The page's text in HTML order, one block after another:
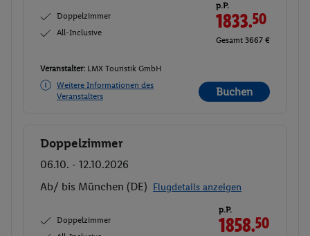
Doppelzimmer
All-Inclusive
p.P.
1833.50
Gesamt 3667 €
Veranstalter: LMX Touristik GmbH
Weitere Informationen des
Veranstalters
Buchen
Buchen
Doppelzimmer
06.10. - 12.10.2026
Ab/ bis München (DE) Flugdetails anzeigen
Doppelzimmer
p.P.
1858.50